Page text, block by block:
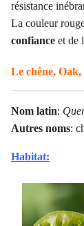
résistance
La couleur
confiance et de
Le chêne,
Nom latin:
Autres noms:
Habitat: